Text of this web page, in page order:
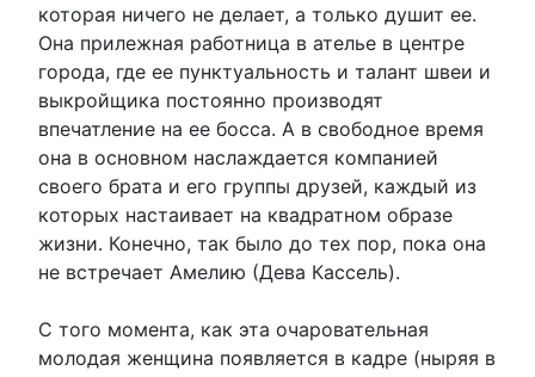
которая ничего не делает, а только душит ее.
Она прилежная работница в ателье в центре
города, где ее пунктуальность и талант швеи и
выкройщика постоянно производят
впечатление на ее босса. А в свободное время
она в основном наслаждается компанией
своего брата и его группы друзей, каждый из
которых настаивает на квадратном образе
жизни. Конечно, так было до тех пор, пока она
не встречает Амелию (Дева Кассель).
С того момента, как эта очаровательная
молодая женщина появляется в кадре (ныряя в